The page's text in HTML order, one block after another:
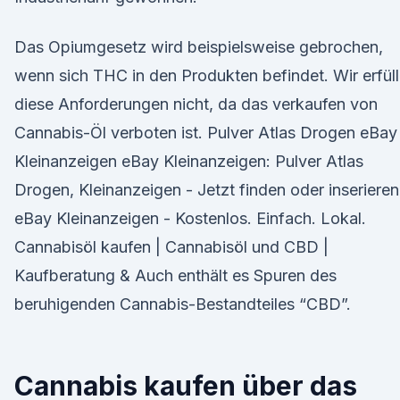
Das Opiumgesetz wird beispielsweise gebrochen,
wenn sich THC in den Produkten befindet. Wir
diese Anforderungen nicht, da das verkaufen von
Cannabis-Öl verboten ist. Pulver Atlas Drogen eBay
Kleinanzeigen eBay Kleinanzeigen: Pulver Atlas
Drogen, Kleinanzeigen - Jetzt finden oder
eBay Kleinanzeigen - Kostenlos. Einfach. Lokal.
Cannabisöl kaufen | Cannabisöl und CBD |
Kaufberatung & Auch enthält es Spuren des
beruhigenden Cannabis-Bestandteiles “CBD”.
Cannabis kaufen über das